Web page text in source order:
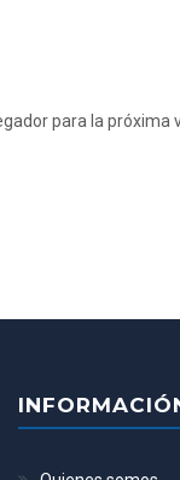
para la próxima